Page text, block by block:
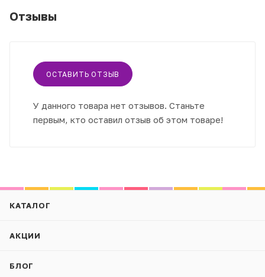
Отзывы
ОСТАВИТЬ ОТЗЫВ
У данного товара нет отзывов. Станьте
первым, кто оставил отзыв об этом товаре!
КАТАЛОГ
АКЦИИ
БЛОГ